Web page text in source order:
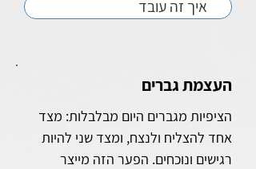
איך זה עובד
העצמת גברים
הציפיות מגברים היום מבלבלות: מצד
אחד להצליח ולנצח, ומצד שני להיות
רגישים ונוכחים. הפער הזה מייצר